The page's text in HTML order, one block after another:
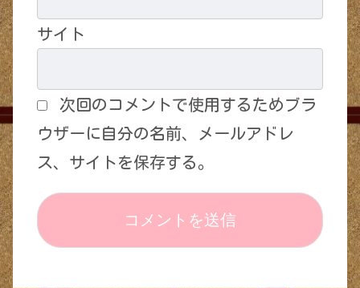
サイト
次回のコメントで使用するためブラ
ウザーに自分の名前、メールアドレ
ス、サイトを保存する。